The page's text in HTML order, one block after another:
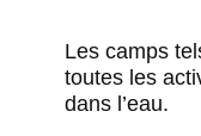
Les camps
toutes les
dans l’eau.